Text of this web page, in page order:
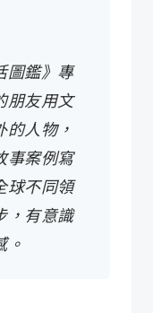
圖鑑》專
朋友用文
人物，
事案例寫
球不同領
，有意識
。